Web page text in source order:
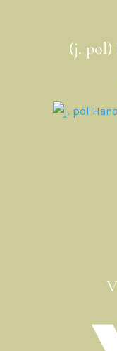
(j. pol)